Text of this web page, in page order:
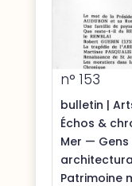
n° 153
bulletin |
Échos &
Mer —
Patrimoine